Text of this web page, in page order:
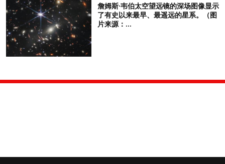
詹姆斯·韦伯太空望远镜的深场图像显示
了有史以来最早、最遥远的星系。（图
片来源：...